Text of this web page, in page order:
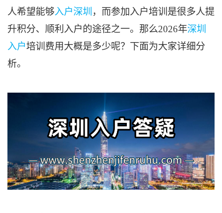
人希望能够入户深圳 ，而参加入户培训是很多人提
升积分、顺利入户的途径之一。那么2026年深圳
入户培训费用大概是多少呢？下面为大家详细分
析。